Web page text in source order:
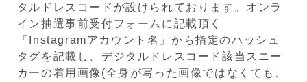
タルドレスコードが設けられております。オンラ
イン抽選事前受付フォームに記載頂く
「Instagramアカウント名」から指定のハッシュ
タグを記載し、デジタルドレスコード該当スニー
カーの着用画像(全身が写った画像ではなくても、